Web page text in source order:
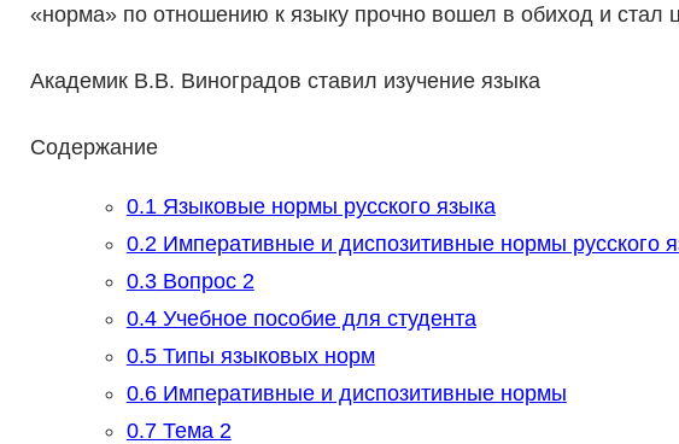
«норма» по отношению к языку прочно вошел в обиход и стал
Академик В.В. Виноградов ставил изучение языка
Содержание
0.1Языковые нормы русского языка
0.2Императивные и диспозитивные нормы русского
0.3Вопрос 2
0.4Учебное пособие для студента
0.5Типы языковых норм
0.6Императивные и диспозитивные нормы
0.7Тема 2